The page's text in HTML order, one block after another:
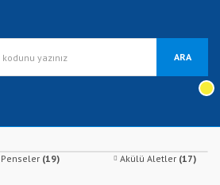
ARA
Penseler (19) Akülü Aletler (17)